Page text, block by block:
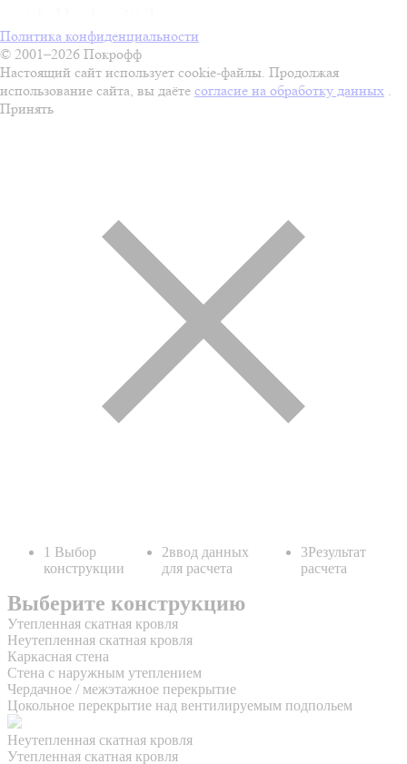
Политика конфиденциальности
© 2001–2026 Покрофф
Настоящий сайт использует cookie-файлы. Продолжая
использование сайта, вы даёте согласие на обработку данных .
Принять